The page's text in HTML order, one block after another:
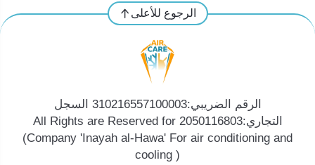
الرجوع للأعلى
الرقم الضريبي:310216557100003 السجل
التجاري:2050116803 All Rights are Reserved for
(Company 'Inayah al-Hawa' For air conditioning and
cooling )